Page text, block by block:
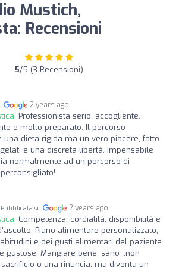
Mustich,
Recensioni
5/5 (3 Recensioni)
2 years ago
Professionista serio, accogliente,
e molto preparato. Il percorso
una dieta rigida ma un vero piacere, fatto
e una discreta libertà. Impensabile
normalmente ad un percorso di
Pubblicata su 2 years ago
Competenza, cordialità, disponibilità e
Piano alimentare personalizzato,
e dei gusti alimentari del paziente.
gustose. Mangiare bene, sano ..non
o una rinuncia, ma diventa un